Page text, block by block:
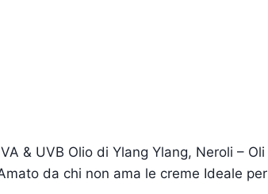
& UVB Olio di Ylang Ylang, Neroli – Oli
da chi non ama le creme Ideale per